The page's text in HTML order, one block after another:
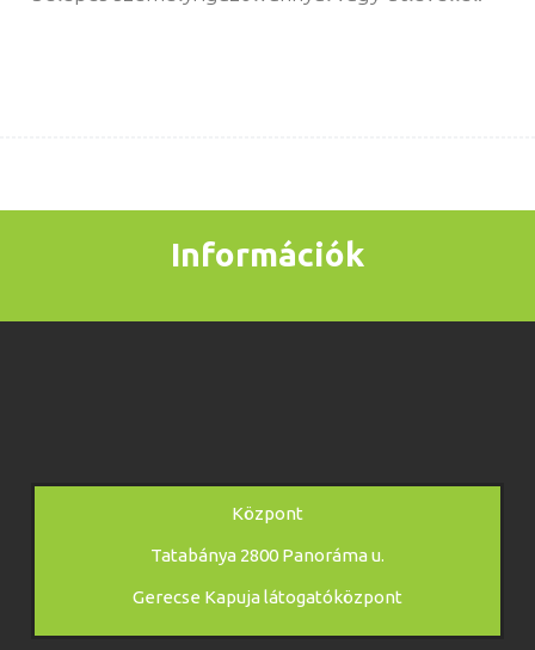
Információk
Központ
Tatabánya 2800 Panoráma u.
Gerecse Kapuja látogatóközpont